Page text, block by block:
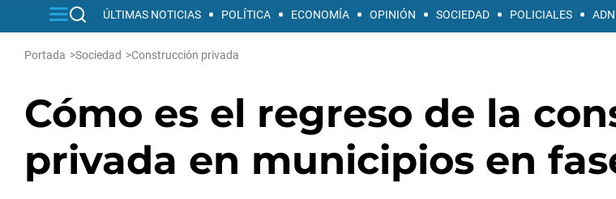
ÚLTIMAS NOTICIAS POLÍTICA ECONOMÍA OPINIÓN SOCIEDAD POLICIALES
Portada >Sociedad >Construcción privada
Cómo es el regreso de la
privada en municipios en